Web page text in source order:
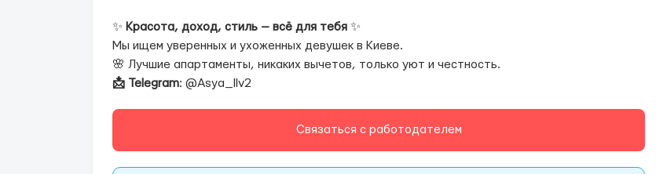
✨ Красота, доход, стиль — всё для тебя ✨
Мы ищем уверенных и ухоженных девушек в Киеве.
🌸 Лучшие апартаменты, никаких вычетов, только уют и честность.
📩 Telegram: @Asya_llv2
Связаться с работодателем